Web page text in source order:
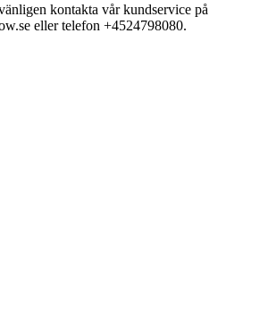
kontakta vår kundservice på
eller telefon +4524798080.